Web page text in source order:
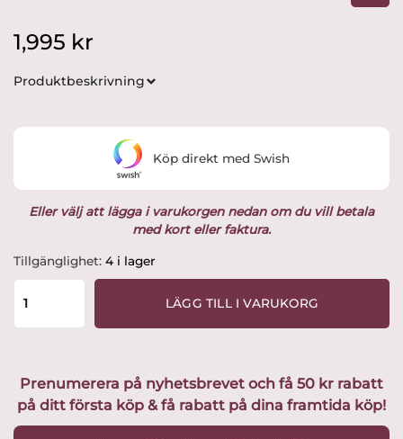
1,995 kr
Produktbeskrivning
Eller välj att lägga i varukorgen nedan om du vill betala
med kort eller faktura.
Tillgänglighet: 4 i lager
Målerås
-
WILDLIFE
Älg
Jonasson
mängd
LÄGG TILL I VARUKORG
Köp direkt med Swish
Prenumerera på nyhetsbrevet och få 50 kr rabatt
på ditt första köp & få rabatt på dina framtida köp!